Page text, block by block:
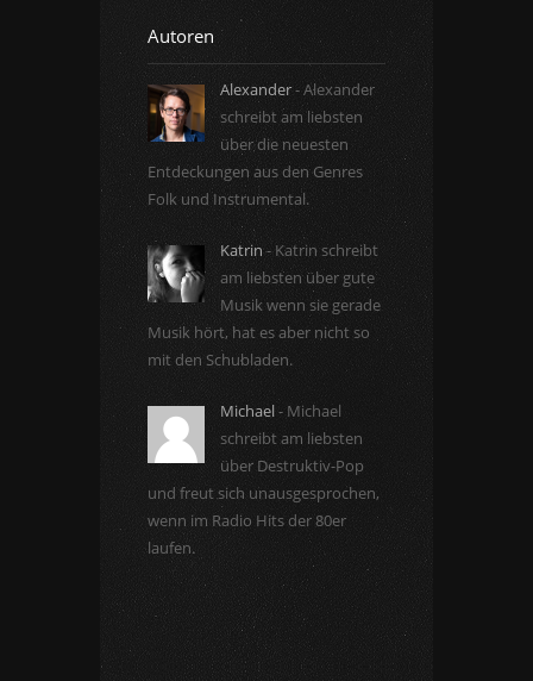
Autoren
Alexander- Alexander
schreibt am liebsten
über die neuesten
Entdeckungen aus den Genres
Folk und Instrumental.
Katrin- Katrin schreibt
am liebsten über gute
Musik wenn sie gerade
Musik hört, hat es aber nicht so
mit den Schubladen.
Michael- Michael
schreibt am liebsten
über Destruktiv-Pop
und freut sich unausgesprochen,
wenn im Radio Hits der 80er
laufen.